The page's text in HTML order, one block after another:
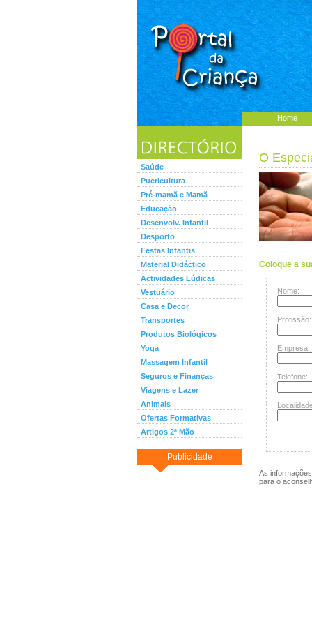
Home
Saúde
Puericultura
Pré-mamã e Mamã
Educação
Desenvolv. Infantil
Desporto
Festas Infantis
Material Didáctico
Actividades Lúdicas
Vestuário
Casa e Decor
Transportes
Produtos Biológicos
Yoga
Massagem Infantil
Seguros e Finanças
Viagens e Lazer
Animais
Ofertas Formativas
Artigos 2ª Mão
Publicidade
O
Coloque a
Nome:
Profissão:
Empresa:
Telefone:
As
para o